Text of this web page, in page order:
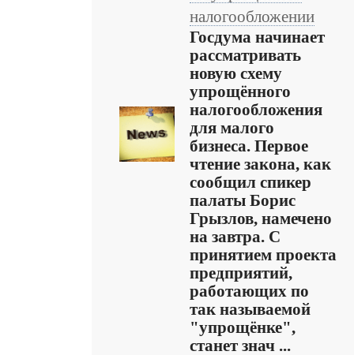
налогообложении
Госдума начинает
рассматривать
новую схему
упрощённого
налогообложения
для малого
бизнеса. Первое
чтение закона, как
сообщил спикер
палаты Борис
Грызлов, намечено
на завтра. С
принятием проекта
предприятий,
работающих по
так называемой
"упрощёнке",
станет знач ...